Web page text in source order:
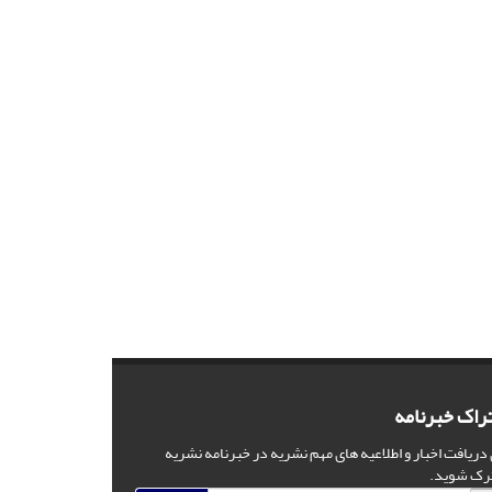
خبرنامه
دریافت اخبار و اطلاعیه های مهم نشریه در خبرنامه نشریه
شوید.